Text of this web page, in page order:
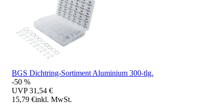
BGS Dichtring-Sortiment Aluminium 300-tlg.
-50 %
UVP 31,54 €
15,79 €inkl. MwSt.